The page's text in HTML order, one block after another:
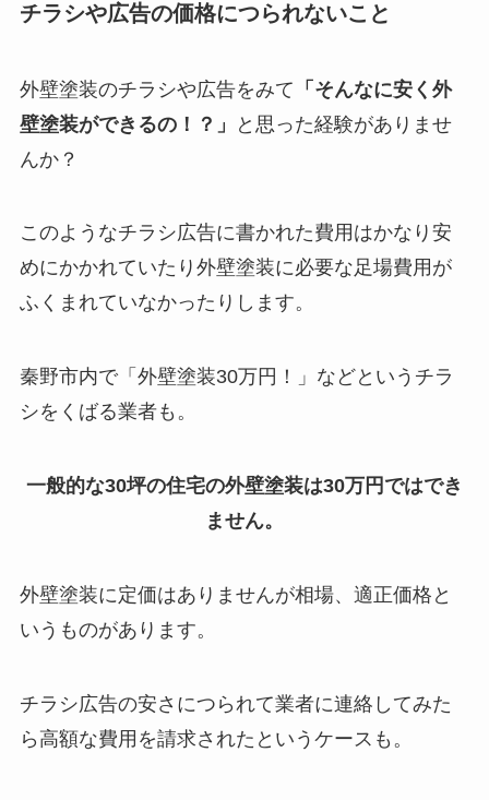
チラシや広告の価格につられないこと
外壁塗装のチラシや広告をみて 「そんなに安く外
壁塗装ができるの！？」
と思った経験がありませ
んか？
このようなチラシ広告に書かれた費用はかなり安
めにかかれていたり外壁塗装に必要な足場費用が
ふくまれていなかったりします。
秦野市内で「外壁塗装30万円！」などというチラ
シをくばる業者も。
一般的な30坪の住宅の外壁塗装は30万円ではでき
ません。
外壁塗装に定価はありませんが相場、適正価格と
いうものがあります。
チラシ広告の安さにつられて業者に連絡してみた
ら高額な費用を請求されたというケースも。